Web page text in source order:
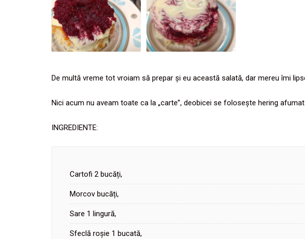
De multă vreme tot vroiam să prepar și eu această salată, dar mereu îmi
Nici acum nu aveam toate ca la „carte”, deobicei se folosește hering
INGREDIENTE:
Cartofi 2 bucăți,
Morcov bucăți,
Sare 1 lingură,
Sfeclă roșie 1 bucată,